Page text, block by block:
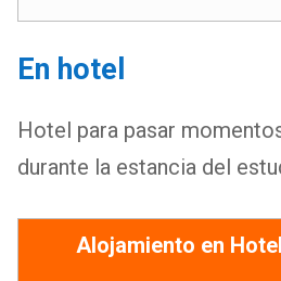
En hotel
Hotel para pasar
durante la estancia del
Alojamiento en